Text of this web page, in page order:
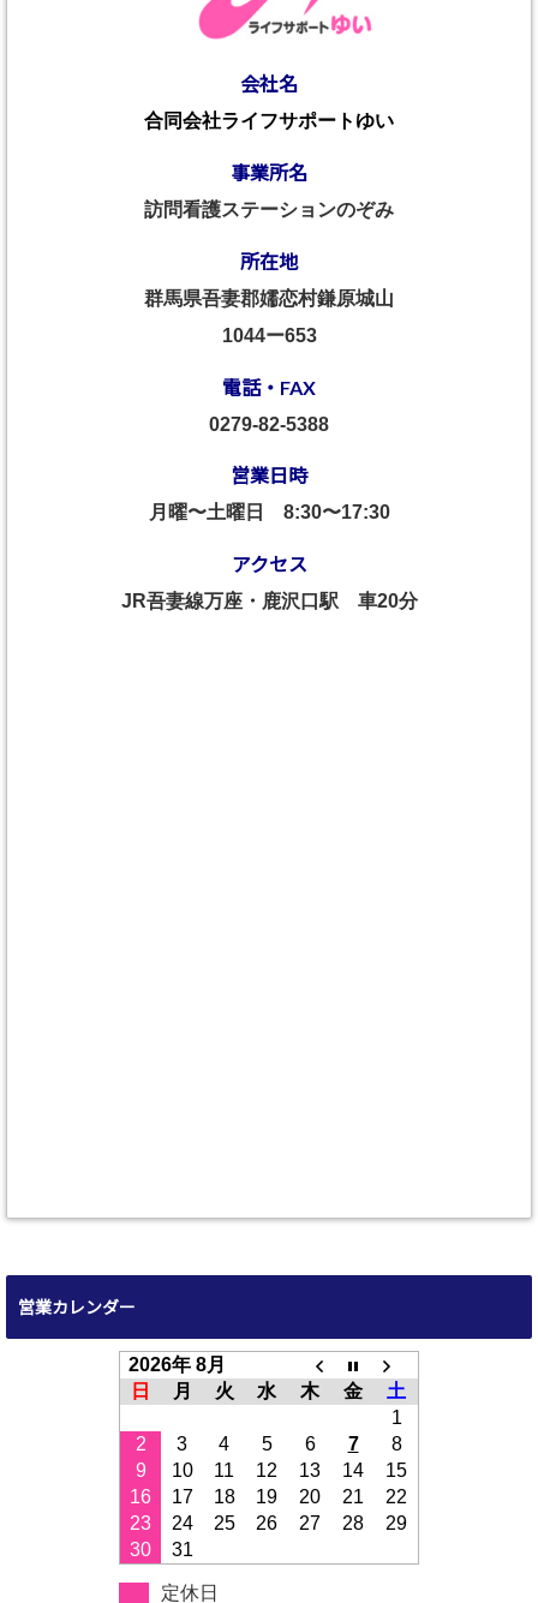
会社名
合同会社ライフサポートゆい
事業所名
訪問看護ステーションのぞみ
所在地
群馬県吾妻郡嬬恋村鎌原城山
1044ー653
電話・FAX
0279-82-5388
営業日時
月曜〜土曜日 8:30〜17:30
アクセス
JR吾妻線万座・鹿沢口駅 車20分
営業カレンダー
2026年 8月
日
月 火 水 木 金
土
1
2
3 4 5 6 7
8
9
10 11 12 13 14
15
16
17 18 19 20 21
22
23
24 25 26 27 28
29
30
31
定休日